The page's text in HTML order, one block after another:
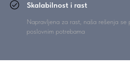
Skalabilnost i rast
Napravljena za rast, naša rešenja se
poslovnim potrebama